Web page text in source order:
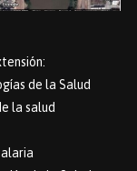
de la Salud
la salud